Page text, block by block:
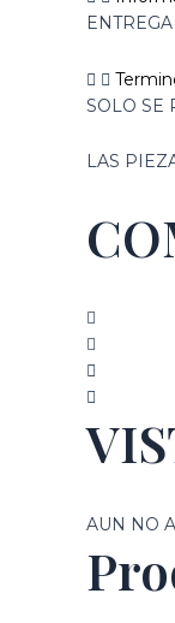
SOLO SE
LAS
AUN NO